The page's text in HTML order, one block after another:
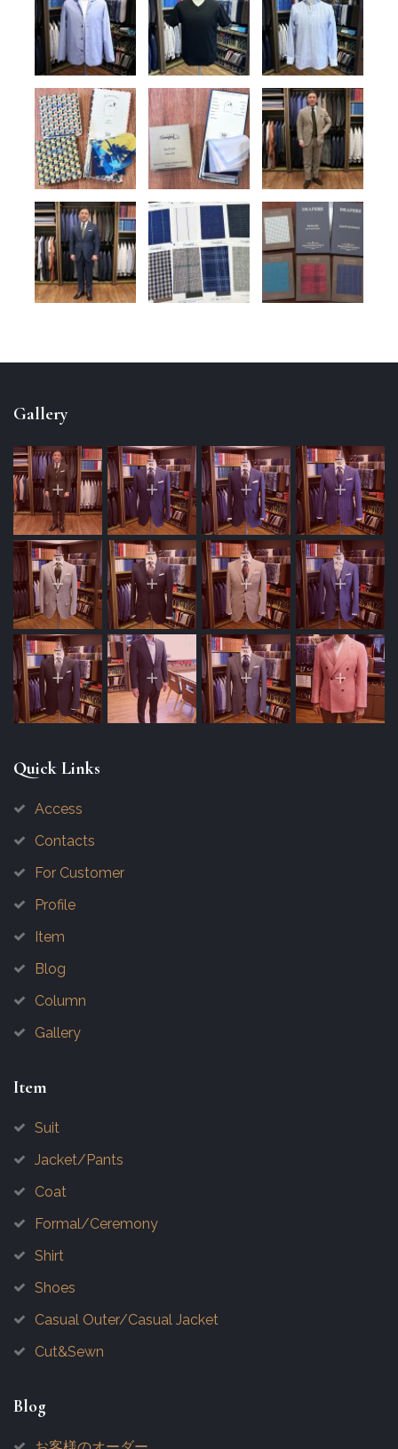
Gallery
Quick Links
Access
Contacts
For Customer
Profile
Item
Blog
Column
Gallery
Item
Suit
Jacket/Pants
Coat
Formal/Ceremony
Shirt
Shoes
Casual Outer/Casual Jacket
Cut&Sewn
Blog